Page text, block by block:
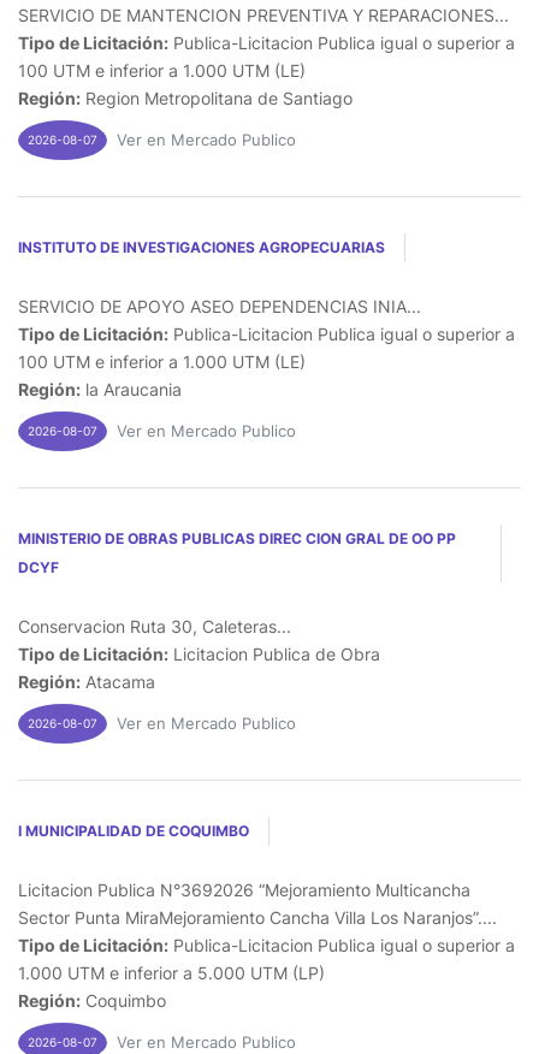
SERVICIO DE MANTENCION PREVENTIVA Y REPARACIONES...
Tipo de Licitación: Publica-Licitacion Publica igual o superior a
100 UTM e inferior a 1.000 UTM (LE)
Región: Region Metropolitana de Santiago
2026-08-07 Ver en Mercado Publico
INSTITUTO DE INVESTIGACIONES AGROPECUARIAS
SERVICIO DE APOYO ASEO DEPENDENCIAS INIA...
Tipo de Licitación: Publica-Licitacion Publica igual o superior a
100 UTM e inferior a 1.000 UTM (LE)
Región: la Araucania
2026-08-07 Ver en Mercado Publico
MINISTERIO DE OBRAS PUBLICAS DIREC CION GRAL DE OO PP
DCYF
Conservacion Ruta 30, Caleteras...
Tipo de Licitación: Licitacion Publica de Obra
Región: Atacama
2026-08-07 Ver en Mercado Publico
I MUNICIPALIDAD DE COQUIMBO
Licitacion Publica N°3692026 “Mejoramiento Multicancha
Sector Punta MiraMejoramiento Cancha Villa Los Naranjos”....
Tipo de Licitación: Publica-Licitacion Publica igual o superior a
1.000 UTM e inferior a 5.000 UTM (LP)
Región: Coquimbo
2026-08-07 Ver en Mercado Publico